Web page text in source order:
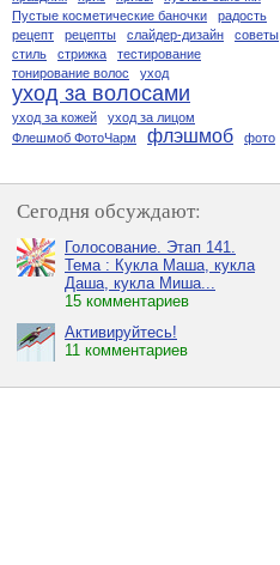
Пустые косметические баночки
радость
рецепт
рецепты слайдер-дизайн
советы
стиль
стрижка
тестирование
тонирование волос
уход
уход за волосами
уход за кожей
уход за лицом
Флешмоб ФотоЧарм
флэшмоб фото
Сегодня обсуждают:
Голосование. Этап 141.
Тема : Кукла Маша, кукла
Даша, кукла Миша...
15 комментариев
Активируйтесь!
11 комментариев